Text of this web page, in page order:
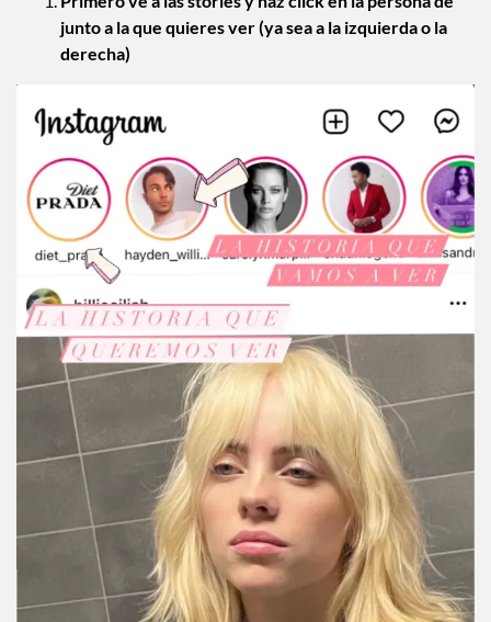
junto a la que quieres ver (ya sea a la izquierda o la
derecha)